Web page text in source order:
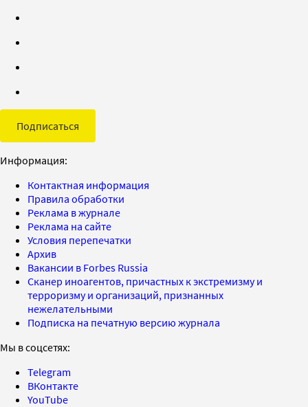
Подписаться
Информация:
Контактная информация
Правила обработки
Реклама в журнале
Реклама на сайте
Условия перепечатки
Архив
Вакансии в Forbes Russia
Сканер иноагентов, причастных к экстремизму и
терроризму и организаций, признанных
нежелательными
Подписка на печатную версию журнала
Мы в соцсетях:
Telegram
ВКонтакте
YouTube